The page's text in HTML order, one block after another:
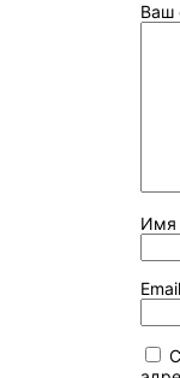
Ваш
Имя
Email